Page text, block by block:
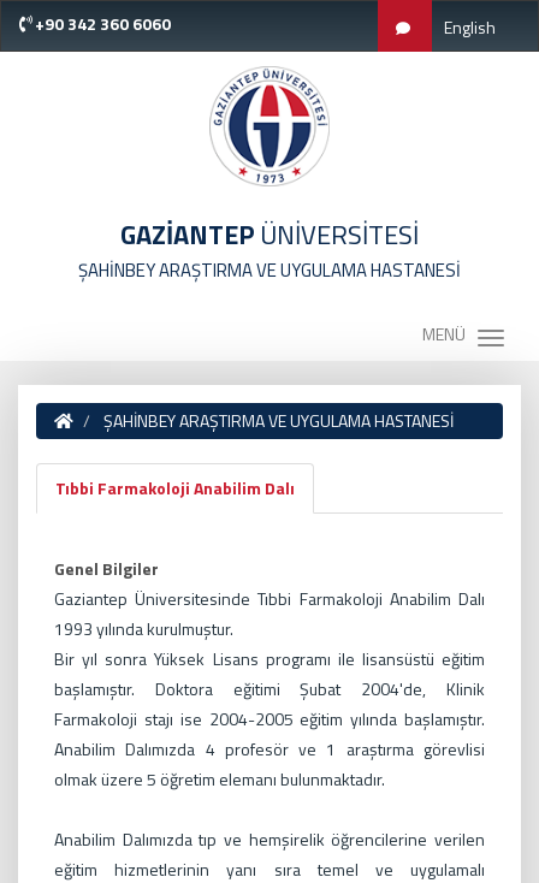
+90 342 360 6060 English
GAZİANTEP ÜNİVERSİTESİ
ŞAHİNBEY ARAŞTIRMA VE UYGULAMA HASTANESİ
MENÜ
ŞAHİNBEY ARAŞTIRMA VE UYGULAMA HASTANESİ
Tıbbi Farmakoloji Anabilim Dalı
Genel Bilgiler
Gaziantep Üniversitesinde Tıbbi Farmakoloji Anabilim Dalı
1993 yılında kurulmuştur.
Bir yıl sonra Yüksek Lisans programı ile lisansüstü eğitim
başlamıştır. Doktora eğitimi Şubat 2004'de, Klinik
Farmakoloji stajı ise 2004-2005 eğitim yılında başlamıştır.
Anabilim Dalımızda 4 profesör ve 1 araştırma görevlisi
olmak üzere 5 öğretim elemanı bulunmaktadır.
Anabilim Dalımızda tıp ve hemşirelik öğrencilerine verilen
eğitim hizmetlerinin yanı sıra temel ve uygulamalı